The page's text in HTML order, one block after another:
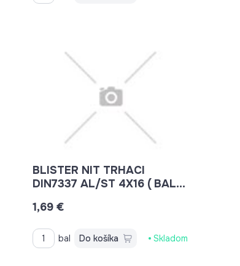
BLISTER NIT TRHACI
DIN7337 AL/ST 4X16 ( BAL
1,69 €
bal Do košíka Skladom